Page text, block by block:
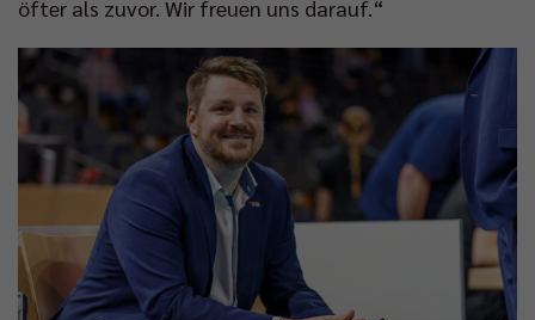
öfter als zuvor. Wir freuen uns darauf.“